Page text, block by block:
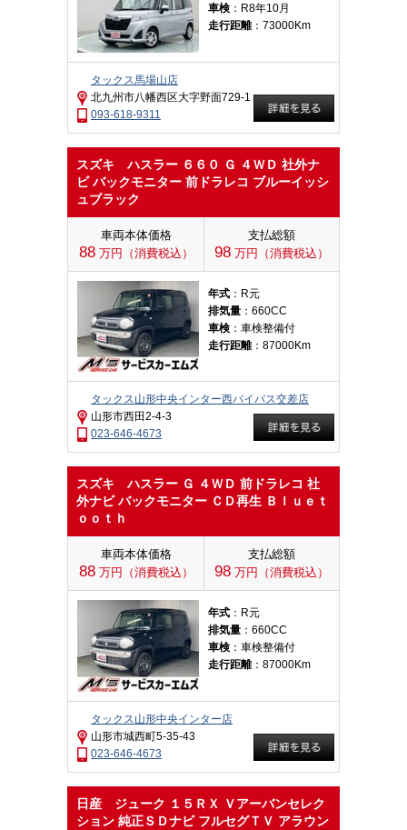
車検 ：R8年10月
走行距離：73000Km
タックス馬場山店
北九州市八幡西区大字野面729-1
093-618-9311
スズキ ハスラー ６６０ Ｇ ４ＷＤ 社外ナ
ビ バックモニター 前ドラレコ ブルーイッシ
ュブラック
車両本体価格
88万円（消費税込）
支払総額
98 万円（消費税込）
年式 ：R元
排気量 ：660CC
車検 ：車検整備付
走行距離：87000Km
タックス山形中央インター西バイパス交差店
山形市西田2-4-3
023-646-4673
スズキ ハスラー Ｇ ４ＷＤ 前ドラレコ 社
外ナビ バックモニター ＣＤ再生 Ｂｌｕｅｔ
ｏｏｔｈ
車両本体価格
88万円（消費税込）
支払総額
98 万円（消費税込）
年式 ：R元
排気量 ：660CC
車検 ：車検整備付
走行距離：87000Km
タックス山形中央インター店
山形市城西町5-35-43
023-646-4673
日産 ジューク １５ＲＸ Ｖアーバンセレク
ション 純正ＳＤナビ フルセグＴＶ アラウン